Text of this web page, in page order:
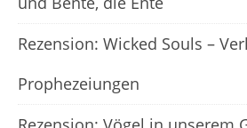
Rezension: Wicked Souls –
Prophezeiungen